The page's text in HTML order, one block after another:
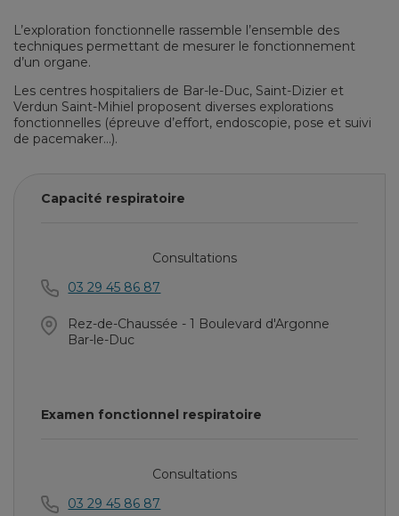
L’exploration fonctionnelle rassemble l’ensemble des
techniques permettant de mesurer le fonctionnement
d’un organe.
Les centres hospitaliers de Bar-le-Duc, Saint-Dizier et
Verdun Saint-Mihiel proposent diverses explorations
fonctionnelles (épreuve d’effort, endoscopie, pose et suivi
de pacemaker…).
Capacité respiratoire
Consultations
03 29 45 86 87
Rez-de-Chaussée - 1 Boulevard d'Argonne
Bar-le-Duc
Examen fonctionnel respiratoire
Consultations
03 29 45 86 87